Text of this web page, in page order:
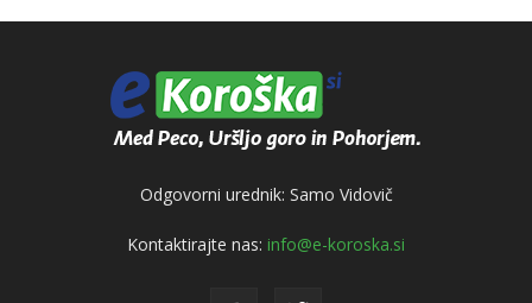
Odgovorni urednik: Samo Vidovič
Kontaktirajte nas: info@e-koroska.si